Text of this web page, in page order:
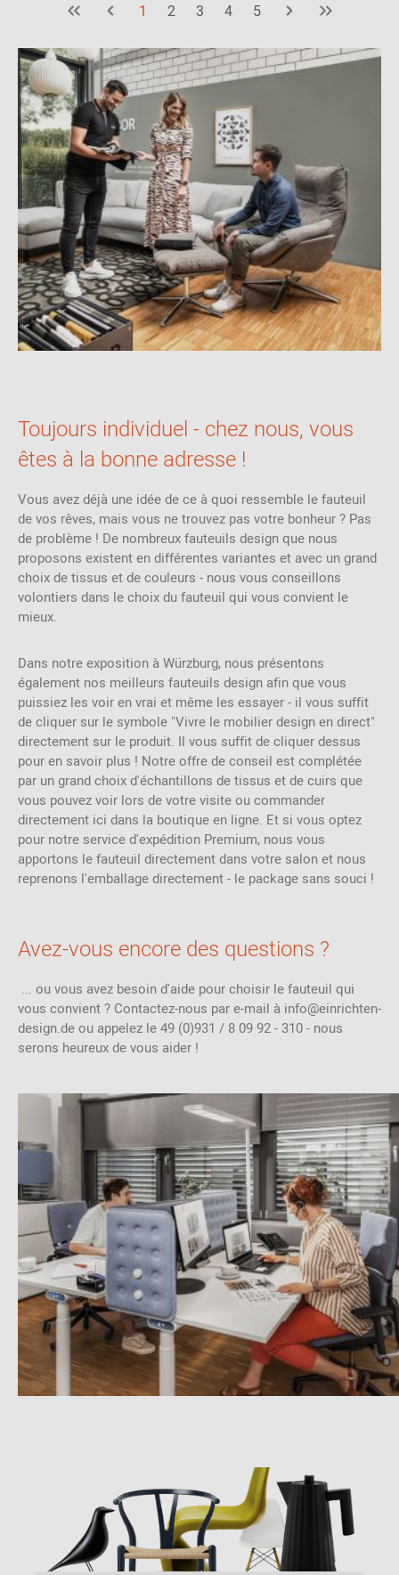
1 2 3 4 5
Toujours individuel - chez nous, vous
êtes à la bonne adresse !
Vous avez déjà une idée de ce à quoi ressemble le fauteuil
de vos rêves, mais vous ne trouvez pas votre bonheur ? Pas
de problème ! De nombreux fauteuils design que nous
proposons existent en différentes variantes et avec un grand
choix de tissus et de couleurs - nous vous conseillons
volontiers dans le choix du fauteuil qui vous convient le
mieux.
Dans notre exposition à Würzburg, nous présentons
également nos meilleurs fauteuils design afin que vous
puissiez les voir en vrai et même les essayer - il vous suffit
de cliquer sur le symbole "Vivre le mobilier design en direct"
directement sur le produit. Il vous suffit de cliquer dessus
pour en savoir plus ! Notre offre de conseil est complétée
par un grand choix d'échantillons de tissus et de cuirs que
vous pouvez voir lors de votre visite ou commander
directement ici dans la boutique en ligne. Et si vous optez
pour notre service d'expédition Premium, nous vous
apportons le fauteuil directement dans votre salon et nous
reprenons l'emballage directement - le package sans souci !
Avez-vous encore des questions ?
... ou vous avez besoin d'aide pour choisir le fauteuil qui
vous convient ? Contactez-nous par e-mail à info@einrichten-
design.de ou appelez le 49 (0)931 / 8 09 92 - 310 - nous
serons heureux de vous aider !